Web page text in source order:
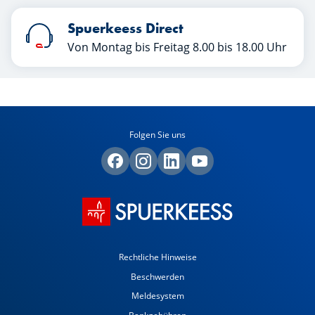
Spuerkeess Direct
Von Montag bis Freitag 8.00 bis 18.00 Uhr
Folgen Sie uns
Rechtliche Hinweise
Beschwerden
Meldesystem